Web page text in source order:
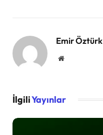
Emir Öztürk
Website
İlgiliYayınlar